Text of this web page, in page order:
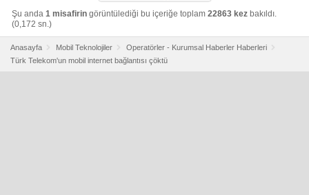
Şu anda 1 misafirin görüntülediği bu içeriğe toplam 22863 kez bakıldı.
(0,172 sn.)
Anasayfa Mobil Teknolojiler
Operatörler - Kurumsal Haberler Haberleri
Türk Telekom'un mobil internet bağlantısı çöktü